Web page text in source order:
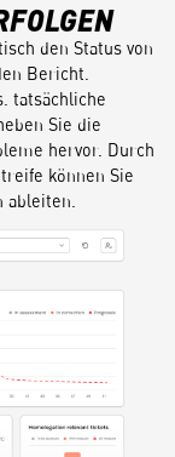
den Status von
Bericht.
tatsächliche
Sie die
hervor. Durch
können Sie
ableiten.